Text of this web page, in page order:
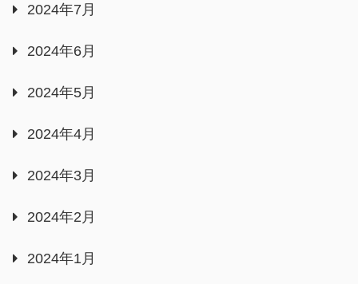
2024年7月
2024年6月
2024年5月
2024年4月
2024年3月
2024年2月
2024年1月